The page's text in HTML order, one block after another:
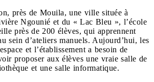
près de Mouila, une ville située à
Ngounié et du « Lac Bleu », l’école
près de 200 élèves, qui apprennent
sein d’ateliers manuels. Aujourd’hui, les
et l’établissement a besoin de
proposer aux élèves une vraie salle de
et une salle informatique.